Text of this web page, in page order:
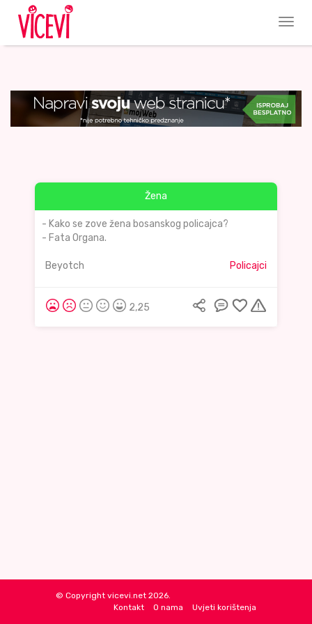
Žena
- Kako se zove žena bosanskog policajca?
- Fata Organa.
Beyotch Policajci
2,25
© Copyright vicevi.net 2026.
Kontakt
O nama Uvjeti korištenja